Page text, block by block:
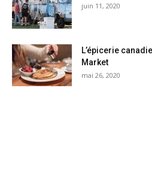
juin 11, 2020
L’épicerie
Market
mai 26, 2020